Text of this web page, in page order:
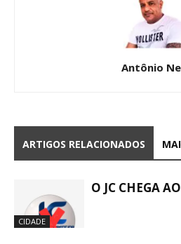
Antônio
ARTIGOS RELACIONADOS
CIDADE
O JC CHEGA